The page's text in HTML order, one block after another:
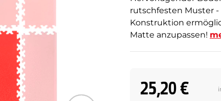
rutschfesten Muster
Konstruktion
Matte anzupassen!
25,20 €